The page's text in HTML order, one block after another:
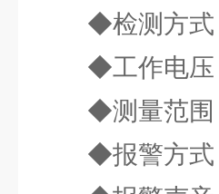
◆检测方式
◆工作电压
◆测量范围
◆报警方式